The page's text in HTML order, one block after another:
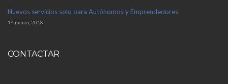
Nuevos servicios solo para Autónomos y Emprendedores
14 marzo, 2018
CONTACTAR